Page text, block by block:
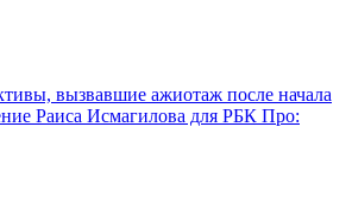
вызвавшие ажиотаж после начала
Раиса Исмагилова для РБК Про: